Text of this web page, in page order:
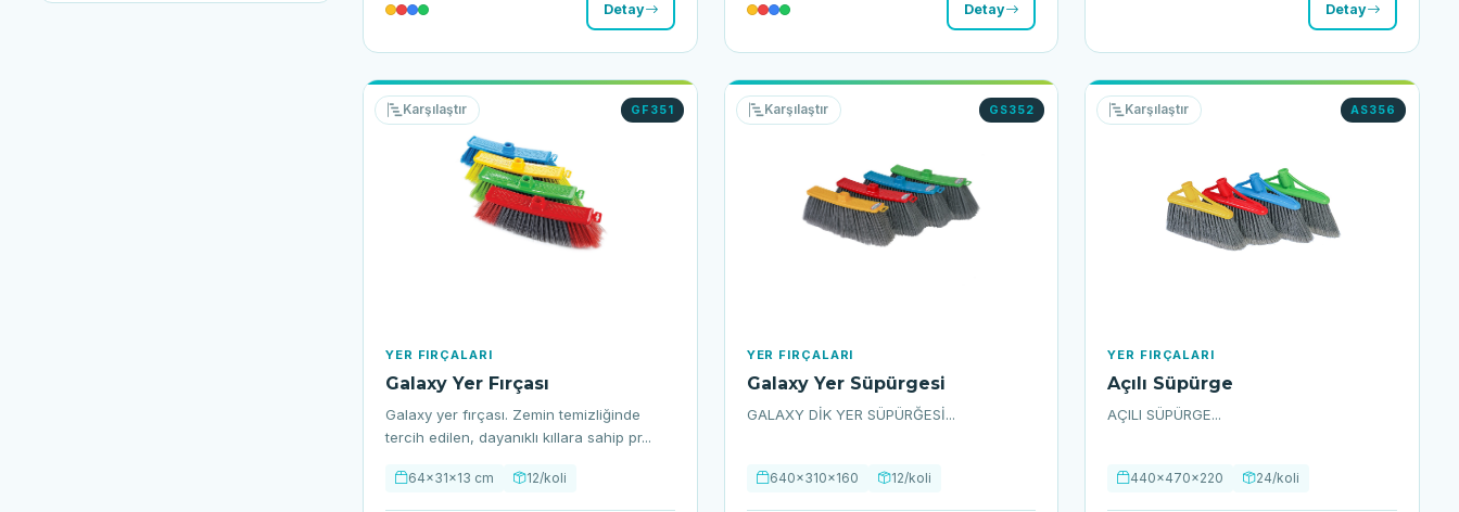
Detay Detay Detay
GF351
Karşılaştır
YER FIRÇALARI
Galaxy Yer Fırçası
Galaxy yer fırçası. Zemin temizliğinde
tercih edilen, dayanıklı kıllara sahip pr...
64×31×13 cm 12/koli
GS352
Karşılaştır
YER FIRÇALARI
Galaxy Yer Süpürgesi
GALAXY DİK YER SÜPÜRĞESİ...
640x310x160 12/koli
AS356
Karşılaştır
YER FIRÇALARI
Açılı Süpürge
AÇILI SÜPÜRGE...
440x470x220 24/koli